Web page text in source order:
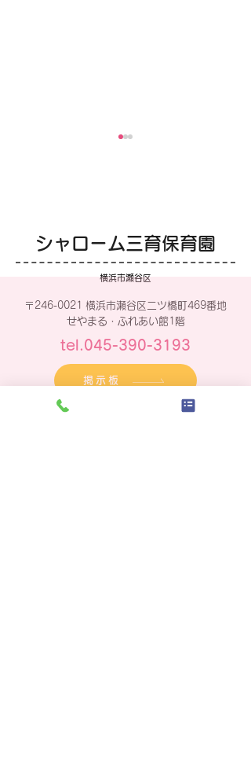
さぁはじめましょ！
シャローム三育保育園
横浜市瀬谷区
〒246-0021 横浜市瀬谷区二ツ橋町469番地
せやまる・ふれあい館1階
tel.045-390-3193
掲示板